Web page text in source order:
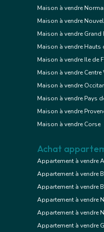
Maison à vendre
Maison à vendre
Maison à vendre Grand
Maison à vendre Hauts
Maison à vendre Ile de
Maison à vendre Centre
Maison à vendre
Maison à vendre Pays
Maison à vendre
Maison à vendre Corse
Achat
Appartement à vendre
Appartement à vendre
Appartement à vendre
Appartement à vendre
Appartement à vendre
Appartement à vendre